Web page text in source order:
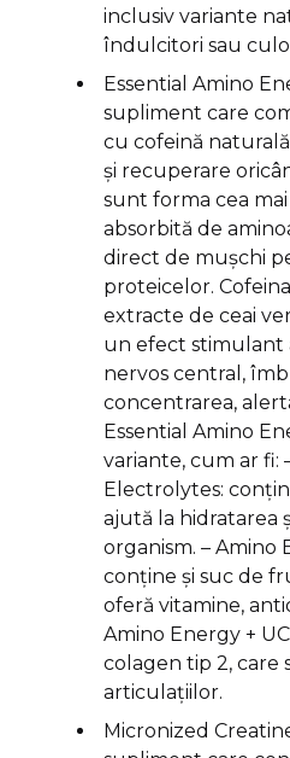
inclusiv variante
îndulcitori sau
Essential Amino
supliment care
cu cofeină
și recuperare
sunt forma cea mai
absorbită de
direct de mușchi
proteicelor.
extracte de ceai
un efect stimulant
nervos central,
concentrarea,
Essential Amino
variante, cum ar fi:
Electrolytes:
ajută la hidratarea
organism. – Amino
conține și suc de
oferă vitamine,
Amino Energy +
colagen tip 2, care
articulațiilor.
Micronized